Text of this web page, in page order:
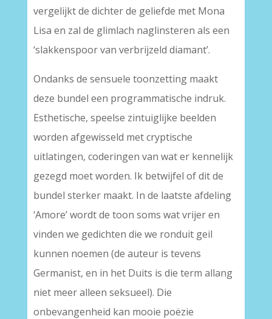
vergelijkt de dichter de geliefde met Mona
Lisa en zal de glimlach naglinsteren als een
‘slakkenspoor van verbrijzeld diamant’.
Ondanks de sensuele toonzetting maakt
deze bundel een programmatische indruk.
Esthetische, speelse zintuiglijke beelden
worden afgewisseld met cryptische
uitlatingen, coderingen van wat er kennelijk
gezegd moet worden. Ik betwijfel of dit de
bundel sterker maakt. In de laatste afdeling
‘Amore’ wordt de toon soms wat vrijer en
vinden we gedichten die we ronduit geil
kunnen noemen (de auteur is tevens
Germanist, en in het Duits is die term allang
niet meer alleen seksueel). Die
onbevangenheid kan mooie poëzie